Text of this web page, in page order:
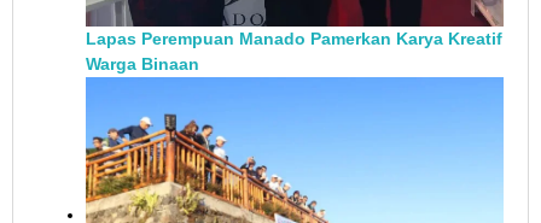
Lapas Perempuan Manado Pamerkan Karya Kreatif
Warga Binaan